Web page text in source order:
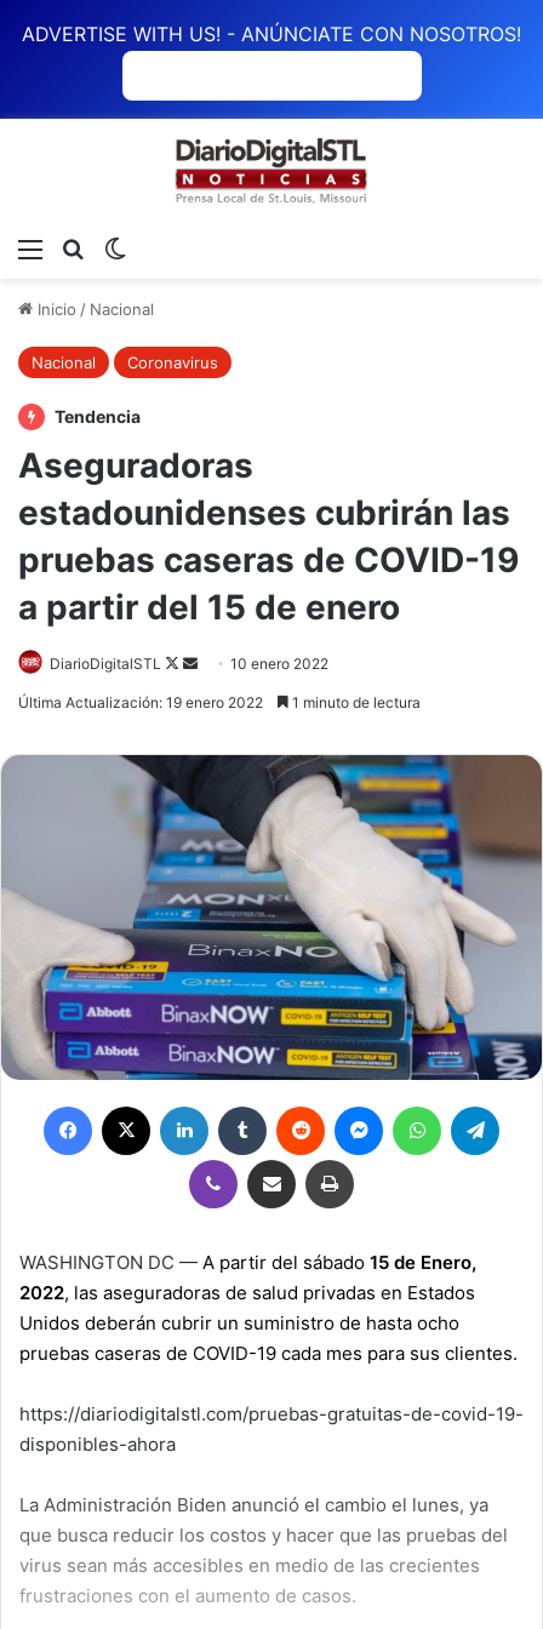
ADVERTISE WITH US! - ANÚNCIATE CON NOSOTROS!
Menú Buscar
Inicio / Nacional
Nacional Coronavirus
Tendencia
Aseguradoras
estadounidenses cubrirán las
pruebas caseras de COVID-19
a partir del 15 de enero
DiarioDigitalSTL
Follow
Send10 enero 2022
Última Actualización: 19 enero 2022 1 minuto de lectura
Facebook LinkedIn Tumblr Reddit MessengerWhatsApp
Viber Compartir por correo electrónicoImprimir
WASHINGTON DC — A partir del sábado 15 de Enero,
2022, las aseguradoras de salud privadas en Estados
Unidos deberán cubrir un suministro de hasta ocho
pruebas caseras de COVID-19 cada mes para sus clientes.
https://diariodigitalstl.com/pruebas-gratuitas-de-covid-19-
disponibles-ahora
La Administración Biden anunció el cambio el lunes, ya
que busca reducir los costos y hacer que las pruebas del
virus sean más accesibles en medio de las crecientes
frustraciones con el aumento de casos.